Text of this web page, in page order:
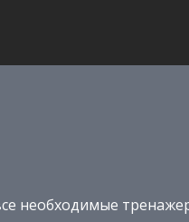
необходимые